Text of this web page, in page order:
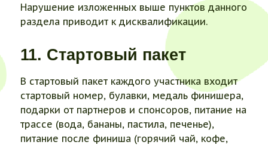
Нарушение изложенных выше пунктов данного
раздела приводит к дисквалификации.
11. Стартовый пакет
В стартовый пакет каждого участника входит
стартовый номер, булавки, медаль финишера,
подарки от партнеров и спонсоров, питание на
трассе (вода, бананы, пастила, печенье),
питание после финиша (горячий чай, кофе,